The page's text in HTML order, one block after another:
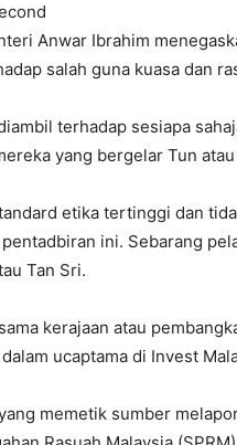
Anwar Ibrahim
salah guna kuasa dan
terhadap sesiapa
yang bergelar Tun atau
etika tertinggi dan
ini. Sebarang
Tan Sri.
kerajaan atau
ucaptama di Invest
memetik sumber